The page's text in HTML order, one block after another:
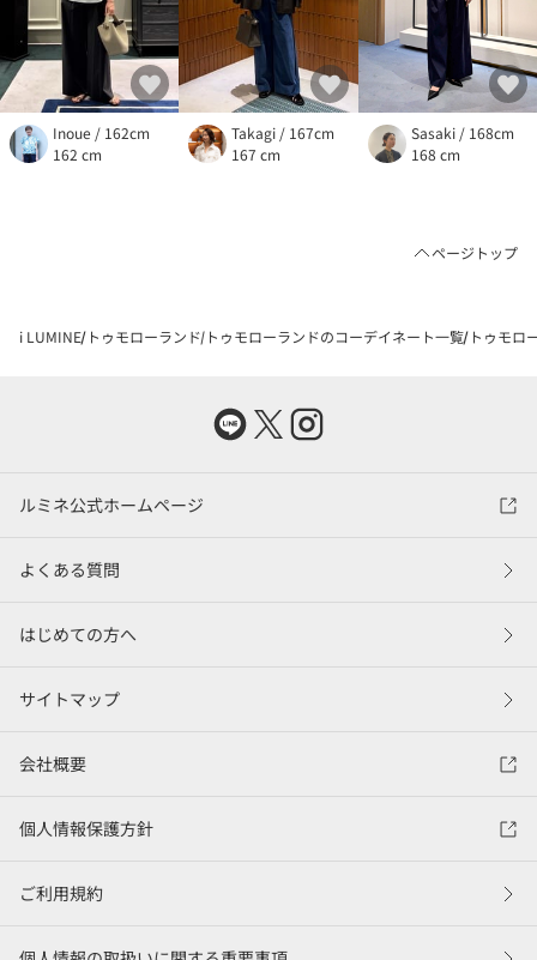
Inoue / 162cm
162 cm
Takagi / 167cm
167 cm
Sasaki / 168cm
168 cm
ページトップ
i LUMINE トゥモローランド トゥモローランドのコーデイネート一覧 トゥモロ
ルミネ公式ホームページ
よくある質問
はじめての方へ
サイトマップ
会社概要
個人情報保護方針
ご利用規約